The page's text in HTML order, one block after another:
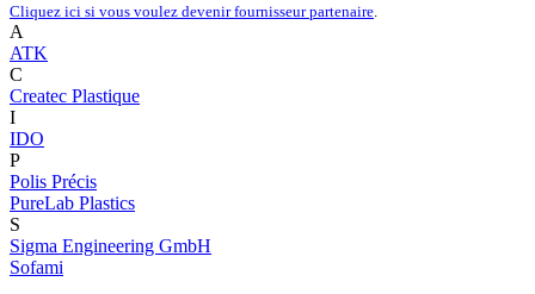
Cliquez ici si vous voulez devenir fournisseur partenaire
A
ATK
C
Createc Plastique
I
IDO
P
Polis Précis
PureLab Plastics
S
Sigma Engineering GmbH
Sofami